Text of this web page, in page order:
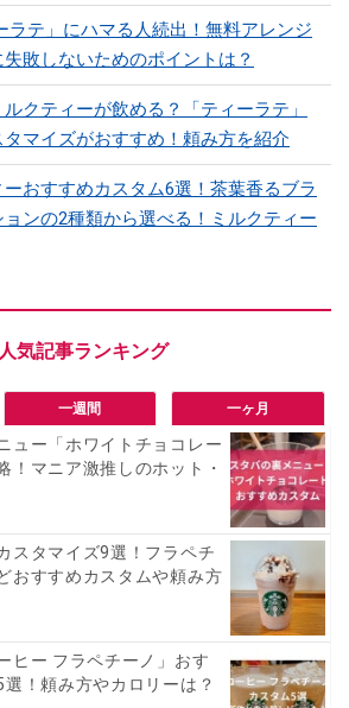
ラテ」にハマる人続出！無料アレンジ
敗しないためのポイントは？
クティーが飲める？「ティーラテ」
マイズがおすすめ！頼み方を紹介
おすすめカスタム6選！茶葉香るブラ
ンの2種類から選べる！ミルクティー
一週間 一ヶ月
ュー「ホワイトチョコレー
！マニア激推しのホット・
スタマイズ9選！フラペチ
おすすめカスタムや頼み方
ヒー フラペチーノ」おす
！頼み方やカロリーは？